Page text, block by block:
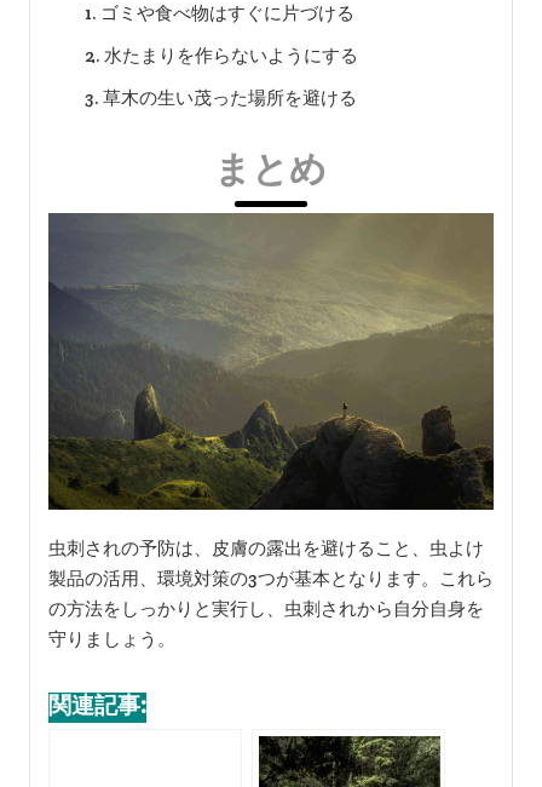
ゴミや食べ物はすぐに片づける
水たまりを作らないようにする
草木の生い茂った場所を避ける
まとめ
虫刺されの予防は、皮膚の露出を避けること、虫よけ
製品の活用、環境対策の3つが基本となります。これら
の方法をしっかりと実行し、虫刺されから自分自身を
守りましょう。
関連記事: